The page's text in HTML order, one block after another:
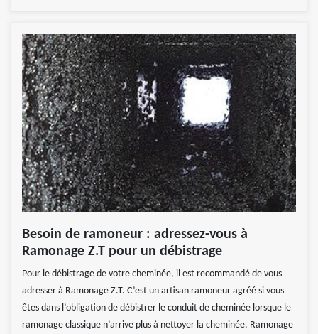
Besoin de ramoneur : adressez-vous à
Ramonage Z.T pour un débistrage
Pour le débistrage de votre cheminée, il est recommandé de vous
adresser à Ramonage Z.T. C’est un artisan ramoneur agréé si vous
êtes dans l’obligation de débistrer le conduit de cheminée lorsque le
ramonage classique n’arrive plus à nettoyer la cheminée. Ramonage